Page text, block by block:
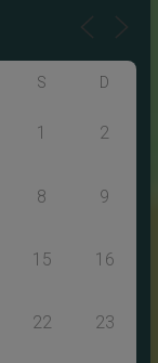
S D
1 2
8 9
15 16
22 23